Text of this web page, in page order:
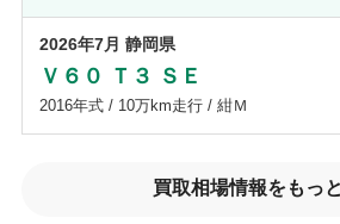
2026年7月 静岡県
Ｖ６０ Ｔ３ ＳＥ
2016年式 / 10万km走行 / 紺Ｍ
買取相場情報をもっ